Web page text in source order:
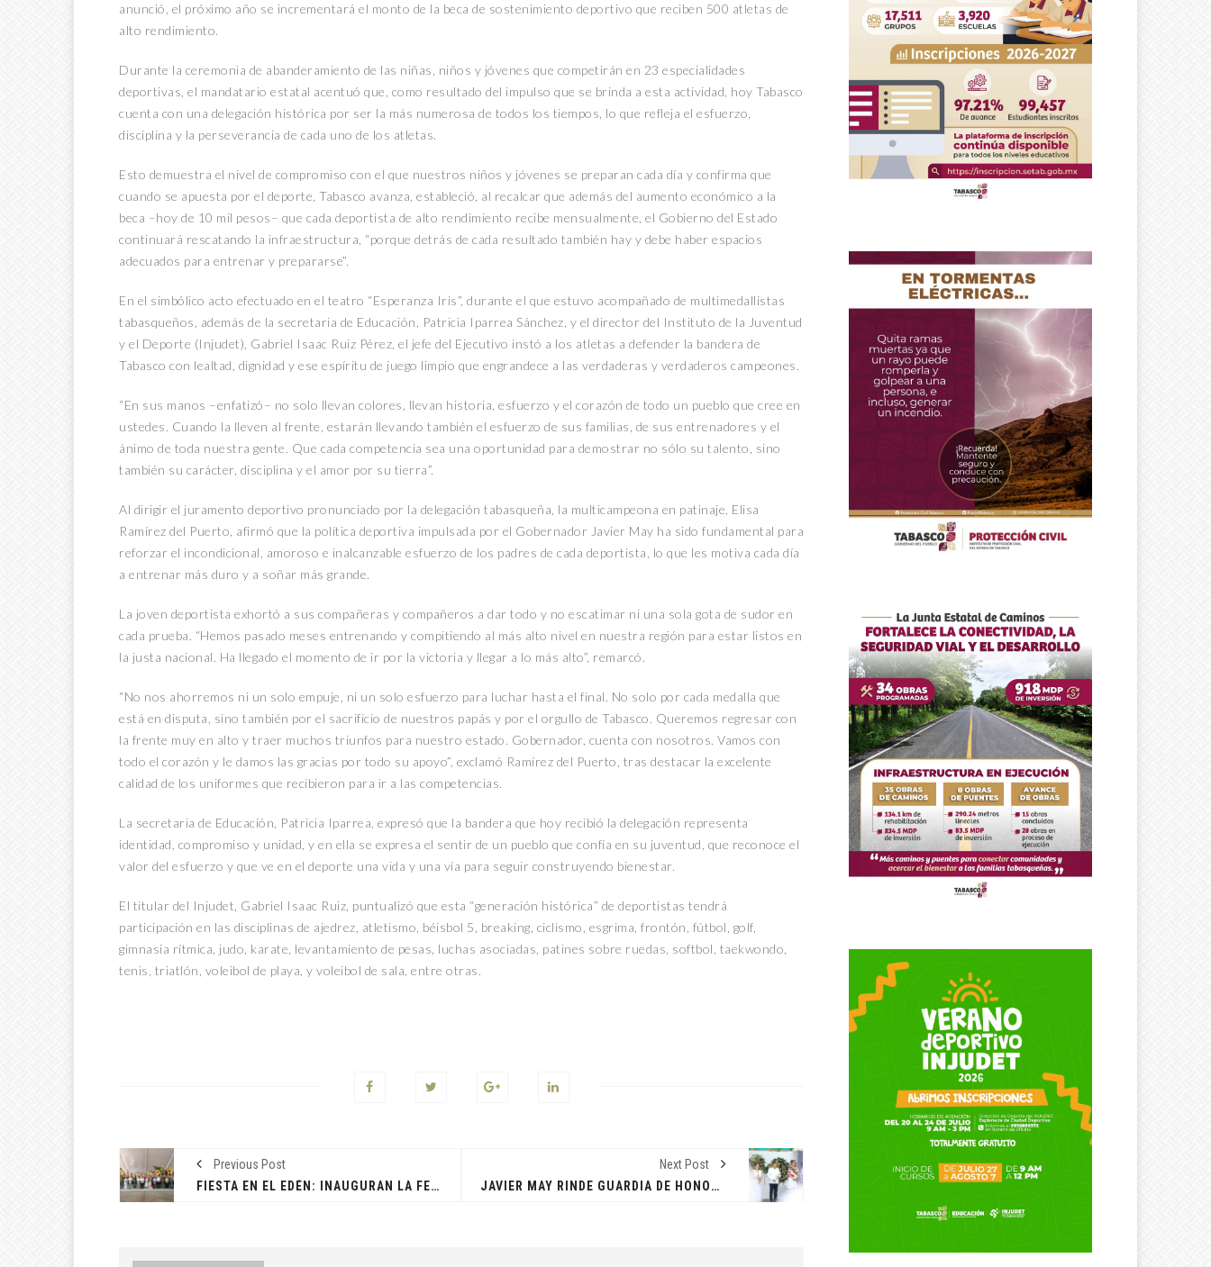
anunció, el próximo año se incrementará el monto de la beca de sostenimiento deportivo que reciben 500 atletas de
alto rendimiento.
Durante la ceremonia de abanderamiento de las niñas, niños y jóvenes que competirán en 23 especialidades
deportivas, el mandatario estatal acentuó que, como resultado del impulso que se brinda a esta actividad, hoy Tabasco
cuenta con una delegación histórica por ser la más numerosa de todos los tiempos, lo que refleja el esfuerzo,
disciplina y la perseverancia de cada uno de los atletas.
Esto demuestra el nivel de compromiso con el que nuestros niños y jóvenes se preparan cada día y confirma que
cuando se apuesta por el deporte, Tabasco avanza, estableció, al recalcar que además del aumento económico a la
beca –hoy de 10 mil pesos– que cada deportista de alto rendimiento recibe mensualmente, el Gobierno del Estado
continuará rescatando la infraestructura, “porque detrás de cada resultado también hay y debe haber espacios
adecuados para entrenar y prepararse”.
En el simbólico acto efectuado en el teatro “Esperanza Iris”, durante el que estuvo acompañado de multimedallistas
tabasqueños, además de la secretaria de Educación, Patricia Iparrea Sánchez, y el director del Instituto de la Juventud
y el Deporte (Injudet), Gabriel Isaac Ruiz Pérez, el jefe del Ejecutivo instó a los atletas a defender la bandera de
Tabasco con lealtad, dignidad y ese espíritu de juego limpio que engrandece a las verdaderas y verdaderos campeones.
“En sus manos –enfatizó– no solo llevan colores, llevan historia, esfuerzo y el corazón de todo un pueblo que cree en
ustedes. Cuando la lleven al frente, estarán llevando también el esfuerzo de sus familias, de sus entrenadores y el
ánimo de toda nuestra gente. Que cada competencia sea una oportunidad para demostrar no sólo su talento, sino
también su carácter, disciplina y el amor por su tierra”.
Al dirigir el juramento deportivo pronunciado por la delegación tabasqueña, la multicampeona en patinaje, Elisa
Ramírez del Puerto, afirmó que la política deportiva impulsada por el Gobernador Javier May ha sido fundamental para
reforzar el incondicional, amoroso e inalcanzable esfuerzo de los padres de cada deportista, lo que les motiva cada día
a entrenar más duro y a soñar más grande.
La joven deportista exhortó a sus compañeras y compañeros a dar todo y no escatimar ni una sola gota de sudor en
cada prueba. “Hemos pasado meses entrenando y compitiendo al más alto nivel en nuestra región para estar listos en
la justa nacional. Ha llegado el momento de ir por la victoria y llegar a lo más alto”, remarcó.
“No nos ahorremos ni un solo empuje, ni un solo esfuerzo para luchar hasta el final. No solo por cada medalla que
está en disputa, sino también por el sacrificio de nuestros papás y por el orgullo de Tabasco. Queremos regresar con
la frente muy en alto y traer muchos triunfos para nuestro estado. Gobernador, cuenta con nosotros. Vamos con
todo el corazón y le damos las gracias por todo su apoyo”, exclamó Ramírez del Puerto, tras destacar la excelente
calidad de los uniformes que recibieron para ir a las competencias.
La secretaria de Educación, Patricia Iparrea, expresó que la bandera que hoy recibió la delegación representa
identidad, compromiso y unidad, y en ella se expresa el sentir de un pueblo que confía en su juventud, que reconoce el
valor del esfuerzo y que ve en el deporte una vida y una vía para seguir construyendo bienestar.
El titular del Injudet, Gabriel Isaac Ruiz, puntualizó que esta “generación histórica” de deportistas tendrá
participación en las disciplinas de ajedrez, atletismo, béisbol 5, breaking, ciclismo, esgrima, frontón, fútbol, golf,
gimnasia rítmica, judo, karate, levantamiento de pesas, luchas asociadas, patines sobre ruedas, softbol, taekwondo,
tenis, triatlón, voleibol de playa, y voleibol de sala, entre otras.
Previous Post
FIESTA EN EL EDÉN: INAUGURAN LA FERIA TABASCO 2026
Next Post
JAVIER MAY RINDE GUARDIA DE HONOR Y DEPOSITA OFRENDA EN MEMORIA DE FALLECIDOS EN INCENDIO DE FERIA TABASCO